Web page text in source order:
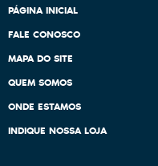
PÁGINA INICIAL
FALE CONOSCO
MAPA DO SITE
QUEM SOMOS
ONDE ESTAMOS
INDIQUE NOSSA LOJA